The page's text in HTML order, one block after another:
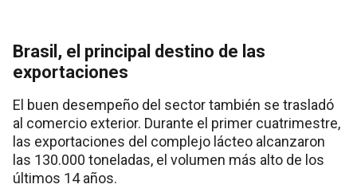
Brasil, el principal destino de las
exportaciones
El buen desempeño del sector también se trasladó
al comercio exterior. Durante el primer cuatrimestre,
las exportaciones del complejo lácteo alcanzaron
las 130.000 toneladas, el volumen más alto de los
últimos 14 años.